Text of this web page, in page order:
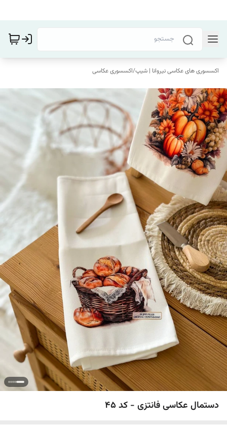
اکسسوری های عکاسی نیروانا | شیپ/اکسسوری عکاسی
دستمال عکاسی فانتزی - کد 45